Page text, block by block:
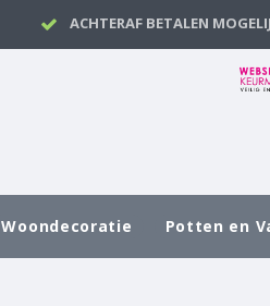
ACHTERAF BETALEN
Woondecoratie Potten en